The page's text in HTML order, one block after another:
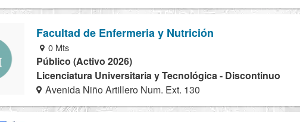
Facultad de Enfermeria y Nutrición
0 Mts
Público (Activo 2026)
Licenciatura Universitaria y Tecnológica - Discontinuo
Avenida Niño Artillero Num. Ext. 130